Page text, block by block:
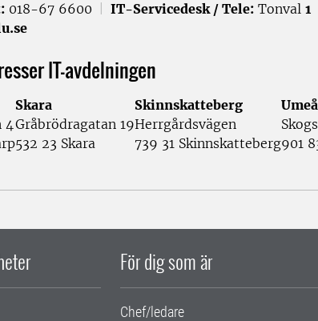
018-67 6600 IT-Servicedesk / Tele: Tonval 1
IT-avdelningen
4
Skara
Gråbrödragatan 19
532 23 Skara
Skinnskatteberg
Herrgårdsvägen
739 31 Skinnskatteberg
Umeå
901
För dig som är
Chef/ledare